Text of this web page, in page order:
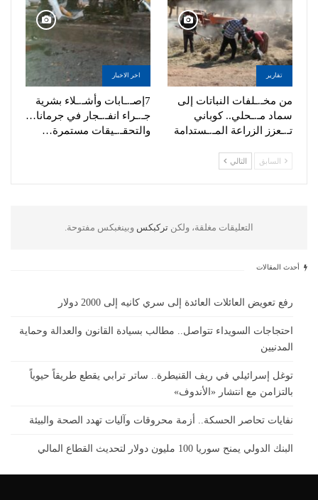
تقارير
من مخـ.ـلفات النباتات إلى
سماد مـ.ـحلي.. كوباني
تـ.ـعزز الزراعة المـ.ـستدامة
اخر الاخبار
7إصـ.ـابات وأشـ.ـلاء بشرية
جـ.ـراء انفـ.ـجار في جرمانا…
والتحقـ.ـيقات مستمرة…
السابق التالي
التعليقات مغلقة، ولكن تركبكس وبينغبكس مفتوحة.
أحدث المقالات
رفع تعويض العائلات العائدة إلى سري كانيه إلى 2000 دولار
احتجاجات السويداء تتواصل.. مطالب بسيادة القانون والعدالة وحماية
المدنيين
توغل إسرائيلي في ريف القنيطرة.. ساتر ترابي يقطع طريقاً حيوياً
بالتزامن مع انتشار «الأندوف»
نفايات تحاصر الحسكة.. أزمة محروقات وآليات تهدد الصحة والبيئة
البنك الدولي يمنح سوريا 100 مليون دولار لتحديث القطاع المالي